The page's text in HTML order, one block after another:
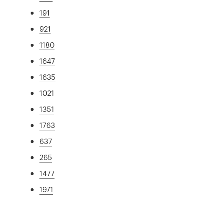
191
921
1180
1647
1635
1021
1351
1763
637
265
1477
1971